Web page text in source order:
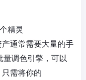
精灵
产通常需要大量的手
调色引擎，可以
需将你的